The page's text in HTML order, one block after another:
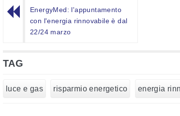
EnergyMed: l'appuntamento
con l'energia rinnovabile è dal
22/24 marzo
TAG
luce e gas risparmio energetico energia